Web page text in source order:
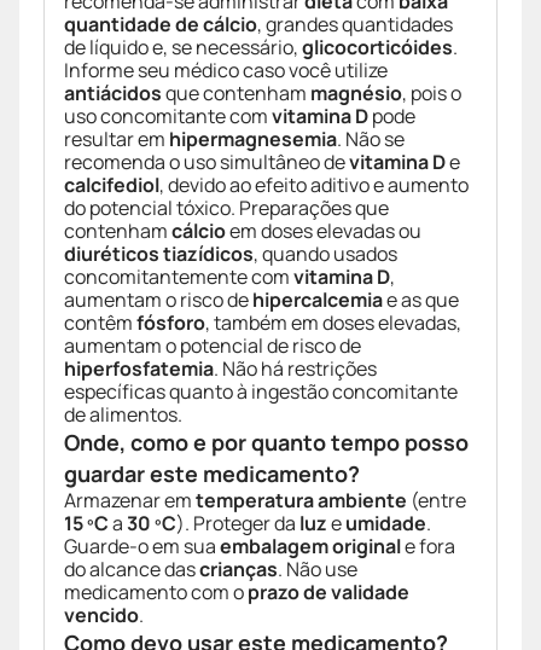
quantidade de cálcio, grandes quantidades
de líquido e, se necessário,glicocorticóides.
Informe seu médico caso você utilize
antiácidosque contenham magnésio, pois o
uso concomitante comvitamina Dpode
resultar em hipermagnesemia. Não se
recomenda o uso simultâneo devitamina De
calcifediol, devido ao efeito aditivo e aumento
do potencial tóxico. Preparações que
contenhamcálcioem doses elevadas ou
diuréticos tiazídicos, quando usados
concomitantemente comvitamina D,
aumentam o risco dehipercalcemiae as que
contêmfósforo, também em doses elevadas,
aumentam o potencial de risco de
hiperfosfatemia. Não há restrições
específicas quanto à ingestão concomitante
de alimentos.
Onde, como e por quanto tempo posso
guardar este medicamento?
Armazenar emtemperatura ambiente (entre
15 ºCa30 ºC). Proteger da luzeumidade.
Guarde-o em suaembalagem originale fora
do alcance dascrianças. Não use
medicamento com oprazo de validade
vencido.
Como devo usar este medicamento?